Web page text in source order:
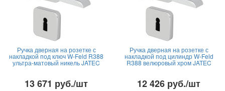
Ручка дверная на розетке с
накладкой под ключ W-Feld R388
ультра-матовый никель JATEC
13 671 руб./шт
Ручка дверная на розетке с
накладкой под цилиндр W-Feld
R388 велюровый хром JATEC
12 426 руб./шт